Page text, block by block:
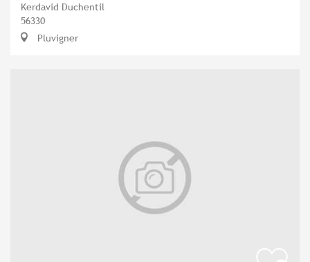
Kerdavid Duchentil
56330
Pluvigner